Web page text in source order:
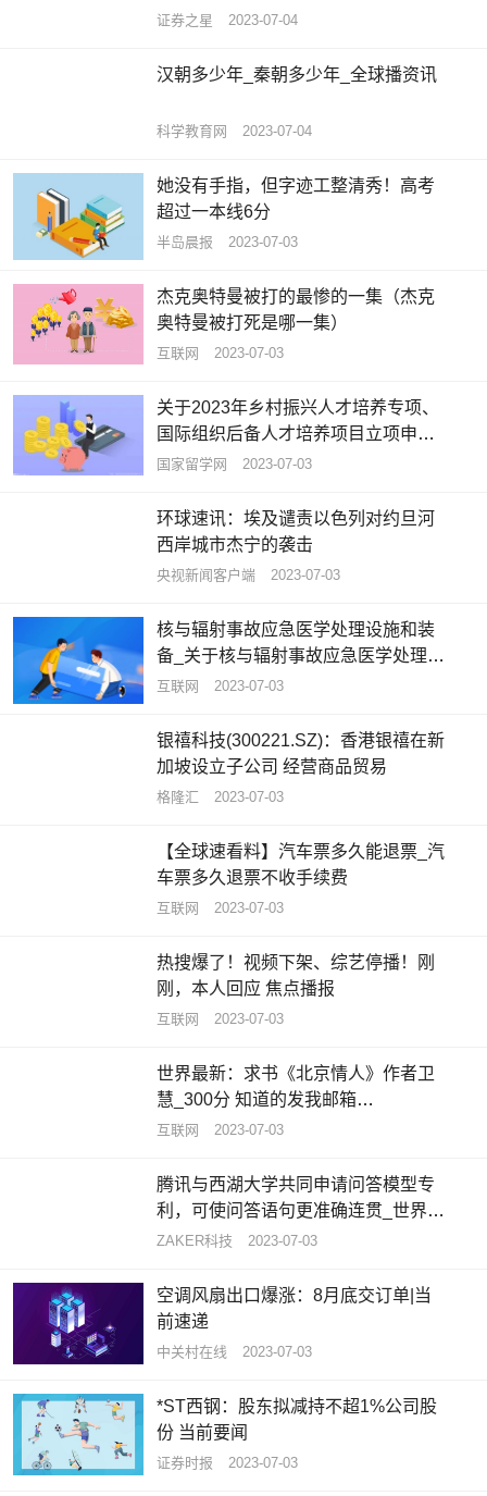
亮点
证券之星 2023-07-04
汉朝多少年_秦朝多少年_全球播资讯
科学教育网 2023-07-04
她没有手指，但字迹工整清秀！高考
超过一本线6分
半岛晨报 2023-07-03
杰克奥特曼被打的最惨的一集（杰克
奥特曼被打死是哪一集）
互联网 2023-07-03
关于2023年乡村振兴人才培养专项、
国际组织后备人才培养项目立项申报
工作的通知
国家留学网 2023-07-03
环球速讯：埃及谴责以色列对约旦河
西岸城市杰宁的袭击
央视新闻客户端 2023-07-03
核与辐射事故应急医学处理设施和装
备_关于核与辐射事故应急医学处理设
施和装备概略
互联网 2023-07-03
银禧科技(300221.SZ)：香港银禧在新
加坡设立子公司 经营商品贸易
格隆汇 2023-07-03
【全球速看料】汽车票多久能退票_汽
车票多久退票不收手续费
互联网 2023-07-03
热搜爆了！视频下架、综艺停播！刚
刚，本人回应 焦点播报
互联网 2023-07-03
世界最新：求书《北京情人》作者卫
慧_300分 知道的发我邮箱
344060643拜托各位大神
互联网 2023-07-03
腾讯与西湖大学共同申请问答模型专
利，可使问答语句更准确连贯_世界热
闻
ZAKER科技 2023-07-03
空调风扇出口爆涨：8月底交订单|当
前速递
中关村在线 2023-07-03
*ST西钢：股东拟减持不超1%公司股
份 当前要闻
证券时报 2023-07-03